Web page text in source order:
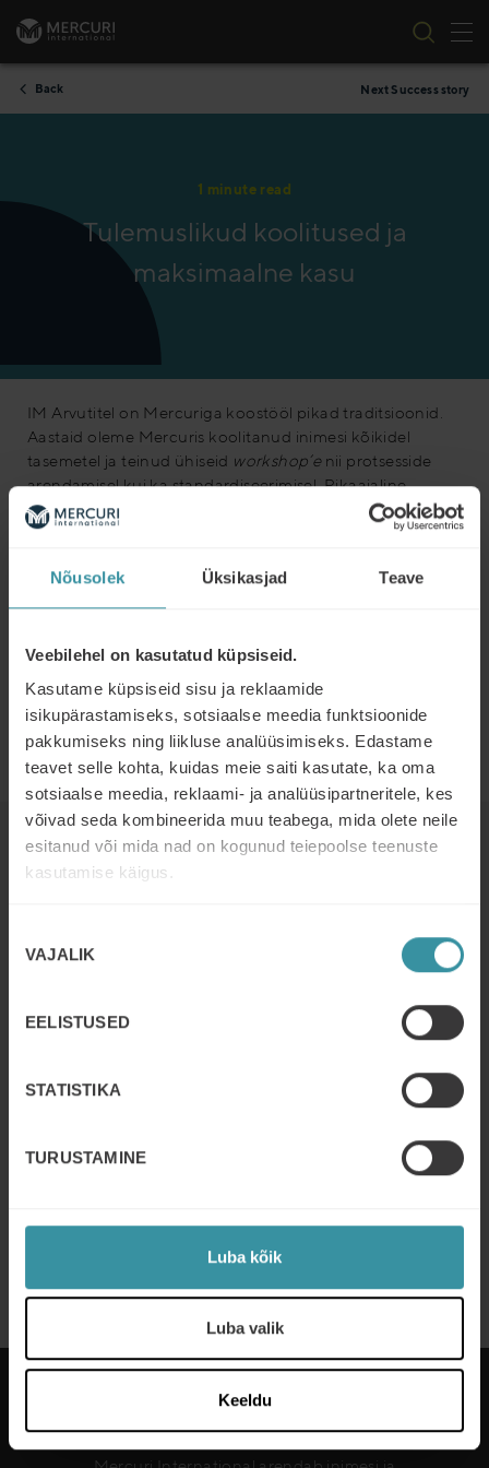
Nõusolek Üksikasjad Teave
Veebilehel on kasutatud küpsiseid.
Kasutame küpsiseid sisu ja reklaamide
isikupärastamiseks, sotsiaalse meedia funktsioonide
pakkumiseks ning liikluse analüüsimiseks. Edastame
teavet selle kohta, kuidas meie saiti kasutate, ka oma
sotsiaalse meedia, reklaami- ja analüüsipartneritele, kes
võivad seda kombineerida muu teabega, mida olete neile
esitanud või mida nad on kogunud teiepoolse teenuste
kasutamise käigus.
valik
VAJALIK
EELISTUSED
STATISTIKA
TURUSTAMINE
Luba kõik
Luba valik
Keeldu
Skip to content
Back Next Success story
1 minute read
Tulemuslikud koolitused ja
maksimaalne kasu
IM Arvutitel on Mercuriga koostööl pikad traditsioonid.
Aastaid oleme Mercuris koolitanud inimesi kõikidel
tasemetel ja teinud ühiseid workshop’e nii protsesside
arendamisel kui ka standardiseerimisel. Pikaajaline
koostöö tagab selle, et inimesed räägivad nö. ühte keelt.
Nii ei pea me uut koolitust ette valmistades alustama
olemas. See aga tähendab, et koolitused on
tulemuslikumad ning nendele panustatud ajast saadav
JAANUS TREILMANN
IM ARVUTID TEGEVJUHT
Read next
How Resinex is elevating commercial
How CCR France (PROFROID)
boosted its sales prospecting with
Implementing Value-Based Sales
training for AHI Carrier
Read more